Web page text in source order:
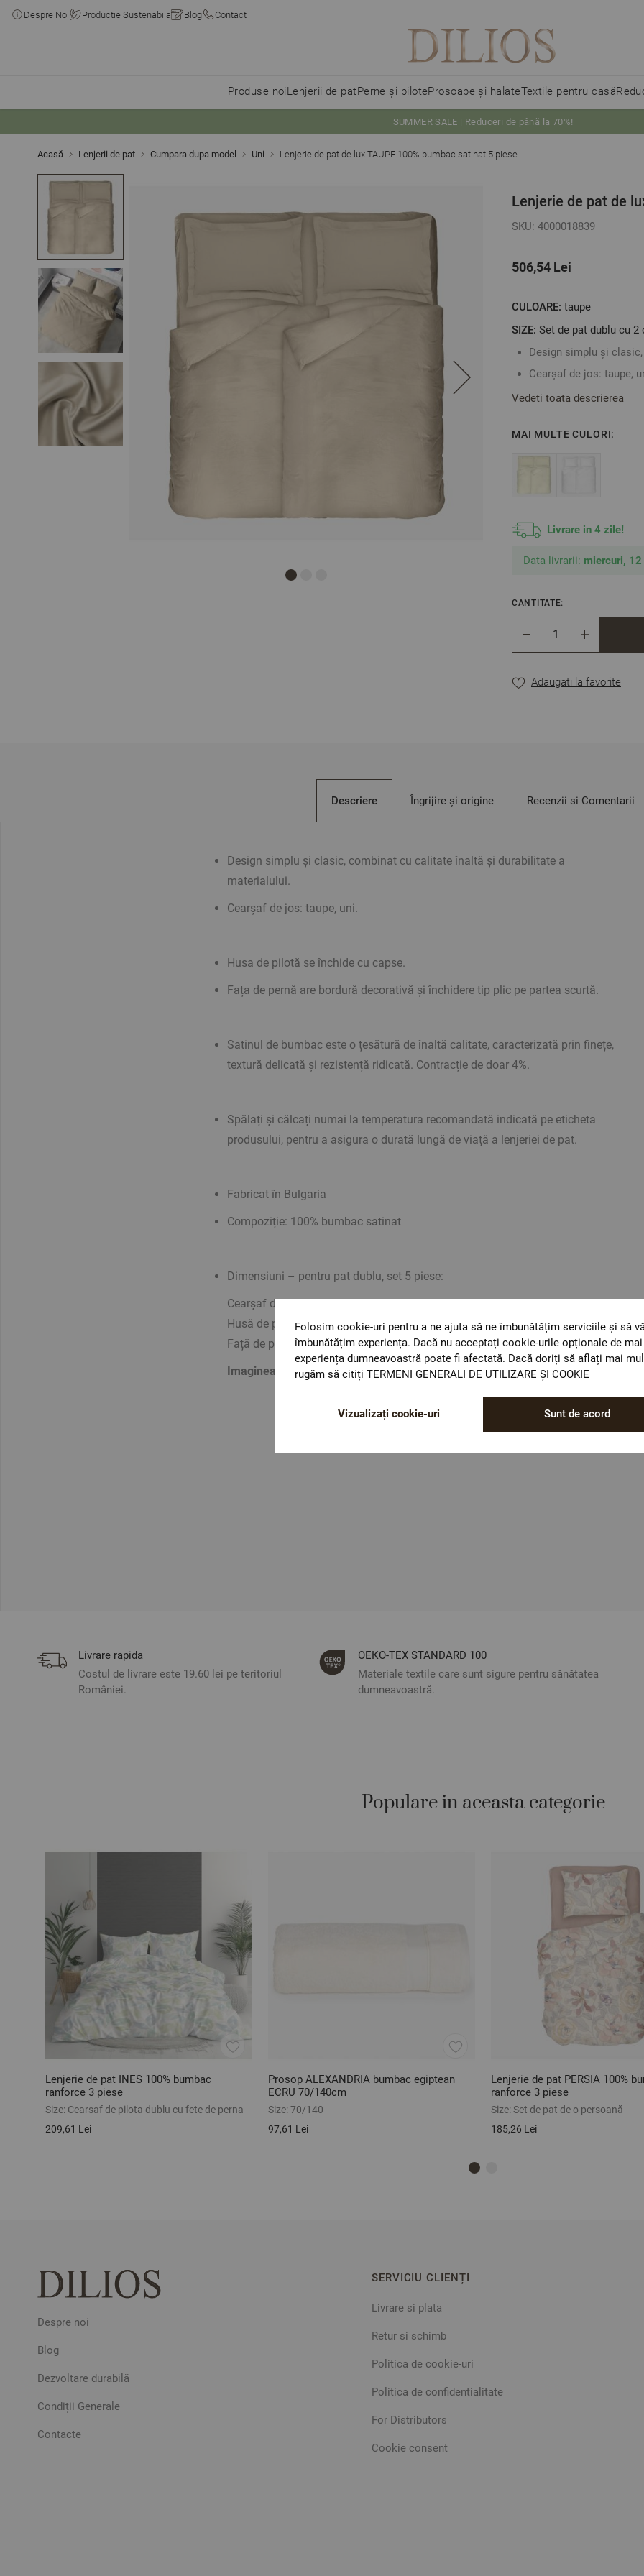
Despre Noi Productie Sustenabila Blog Contact
Produse noiLenjerii de patPerne și piloteProsoape și halateTextile pentru casă
SUMMER SALE | Reduceri de până la 70%!
Acasă Lenjerii de pat Cumpara dupa model Uni Lenjerie de pat de lux TAUPE 100% bumbac satinat 5 piese
Lenjerie de pat de
SKU: 4000018839
506,54 Lei
CULOARE: taupe
SIZE: Set de pat dublu cu
Design simplu și
Cearșaf de jos: taupe,
Fața de pernă are
textură delicată și
Spălați și călcați numai
produsului, pentru a
Fabricat în Bulgaria
Compoziție: 100%
Cearșaf de jos – 1 buc
Vedeti toata descrierea
MAI MULTE CULORI:
Livrare in 4 zile!
Data livrarii: miercuri,
CANTITATE:
Adaugati la favorite
Descriere
Design simplu și clasic, combinat cu calitate înaltă și durabilitate a
materialului.
Cearșaf de jos: taupe, uni.
Husa de pilotă se închide cu capse.
Fața de pernă are bordură decorativă și închidere tip plic pe partea scurtă.
Satinul de bumbac este o țesătură de înaltă calitate, caracterizată prin finețe,
textură delicată și rezistență ridicată. Contracție de doar 4%.
Spălați și călcați numai la temperatura recomandată indicată pe eticheta
produsului, pentru a asigura o durată lungă de viață a lenjeriei de pat.
Fabricat în Bulgaria
Compoziție: 100% bumbac satinat
Dimensiuni – pentru pat dublu, set 5 piese:
Cearșaf de jos – 1 buc – 240 x 250 cm
Husă de pilotă – 2 buc – 150 x 215 cm
Față de pernă – 2 buc – 50 x 70 cm
Imaginea este cu titlu ilustrativ și pot exista diferențe de nuanțe și culori.
Îngrijire și origine Recenzii si Comentarii
Livrare rapida
Costul de livrare este 19.60 lei pe teritoriul
României.
ОЕКО-ТЕX STANDARD 100
Materiale textile care sunt sigure pentru sănătatea
dumneavoastră.
Populare in aceasta categorie
Lenjerie de pat INES 100% bumbac
ranforce 3 piese
Size: Cearsaf de pilota dublu cu fete de perna
209,61 Lei
Prosop ALEXANDRIA bumbac egiptean
ECRU 70/140cm
Size:70/140
97,61 Lei
Lenjerie de pat PERSIA 100%
ranforce 3 piese
Size:Set de pat de o persoană
185,26 Lei
Despre noi
Blog
Dezvoltare durabilă
Condiții Generale
Contacte
SERVICIU CLIENȚI
Livrare si plata
Retur si schimb
Politica de cookie-uri
Politica de confidentialitate
For Distributors
Cookie consent
Folosim cookie-uri pentru a ne ajuta să ne îmbunătățim serviciile și să vă
îmbunătățim experiența. Dacă nu acceptați cookie-urile opționale de
experiența dumneavoastră poate fi afectată. Dacă doriți să aflați mai
rugăm să citiți TERMENI GENERALI DE UTILIZARE ȘI COOKIE
Sunt de acord
Vizualizați cookie-uri